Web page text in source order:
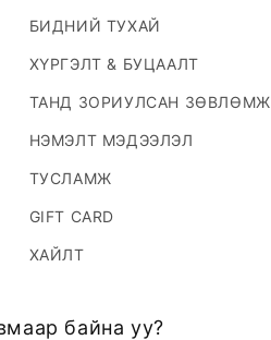
БИДНИЙ ТУХАЙ
ХҮРГЭЛТ & БУЦААЛТ
ТАНД ЗОРИУЛСАН ЗӨВЛӨМЖ
НЭМЭЛТ МЭДЭЭЛЭЛ
ТУСЛАМЖ
GIFT CARD
ХАЙЛТ
байна уу?